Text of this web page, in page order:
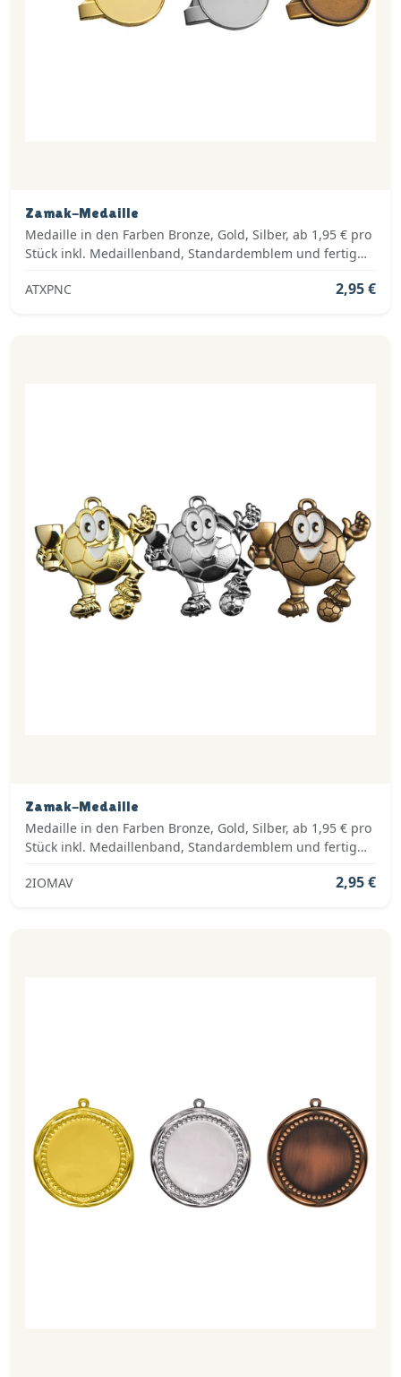
Zamak-Medaille
Medaille in den Farben Bronze, Gold, Silber, ab 1,95 € pro
Stück inkl. Medaillenband, Standardemblem und fertig
ATXPNC
2,95 €
Zamak-Medaille
Medaille in den Farben Bronze, Gold, Silber, ab 1,95 € pro
Stück inkl. Medaillenband, Standardemblem und fertig
2IOMAV
2,95 €